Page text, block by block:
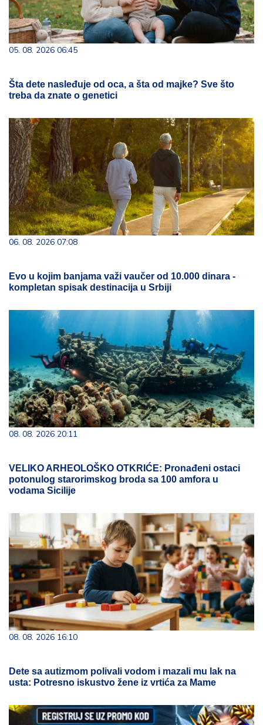
05. 08. 2026 06:45
Šta dete nasleđuje od oca, a šta od majke? Sve što
treba da znate o genetici
06. 08. 2026 07:08
Evo u kojim banjama važi vaučer od 10.000 dinara -
kompletan spisak destinacija u Srbiji
08. 08. 2026 20:11
VELIKO ARHEOLOŠKO OTKRIĆE: Pronađeni ostaci
potonulog starorimskog broda sa 100 amfora u
vodama Sicilije
08. 08. 2026 16:10
Dete sa autizmom polivali vodom i mazali mu lak na
usta: Potresno iskustvo žene iz vrtića za Mame